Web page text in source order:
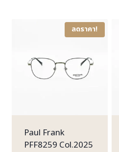
ลดราคา!
Paul Frank
PFF8259 Col.2025